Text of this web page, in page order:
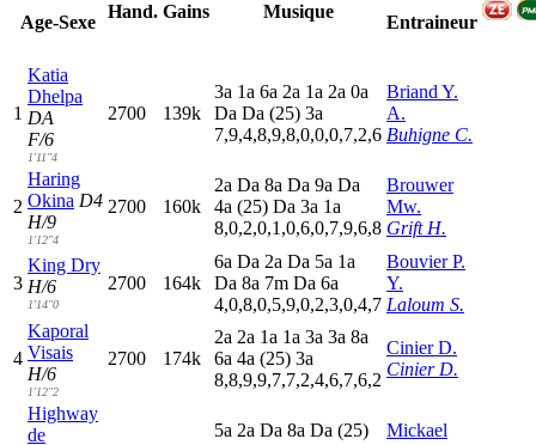
Age-Sexe
Hand. Gains Musique
Entraineur
1
Katia
Dhelpa
DA
F/6
1'11"4
2700 139k
3a 1a 6a 2a 1a 2a 0a
Da Da (25) 3a
7,9,4,8,9,8,0,0,0,7,2,6
Briand Y.
A.
Buhigne C.
2
Haring
Okina D4
H/9
1'12"4
2700 160k
2a Da 8a Da 9a Da
4a (25) Da 3a 1a
8,0,2,0,1,0,6,0,7,9,6,8
Brouwer
Mw.
Grift H.
3
King Dry
H/6
1'14"0
2700 164k
6a Da 2a Da 5a 1a
Da 8a 7m Da 6a
4,0,8,0,5,9,0,2,3,0,4,7
Bouvier P.
Y.
Laloum S.
4
Kaporal
Visais
H/6
1'12"2
2700 174k
2a 2a 1a 1a 3a 3a 8a
6a 4a (25) 3a
8,8,9,9,7,7,2,4,6,7,6,2
Cinier D.
Cinier D.
Highway
de
5a 2a Da 8a Da (25)
Mickael